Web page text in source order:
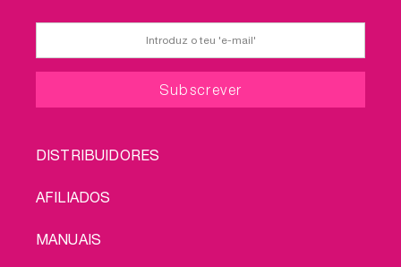
FOOTER
DISTRIBUIDORES
AFILIADOS
MANUAIS